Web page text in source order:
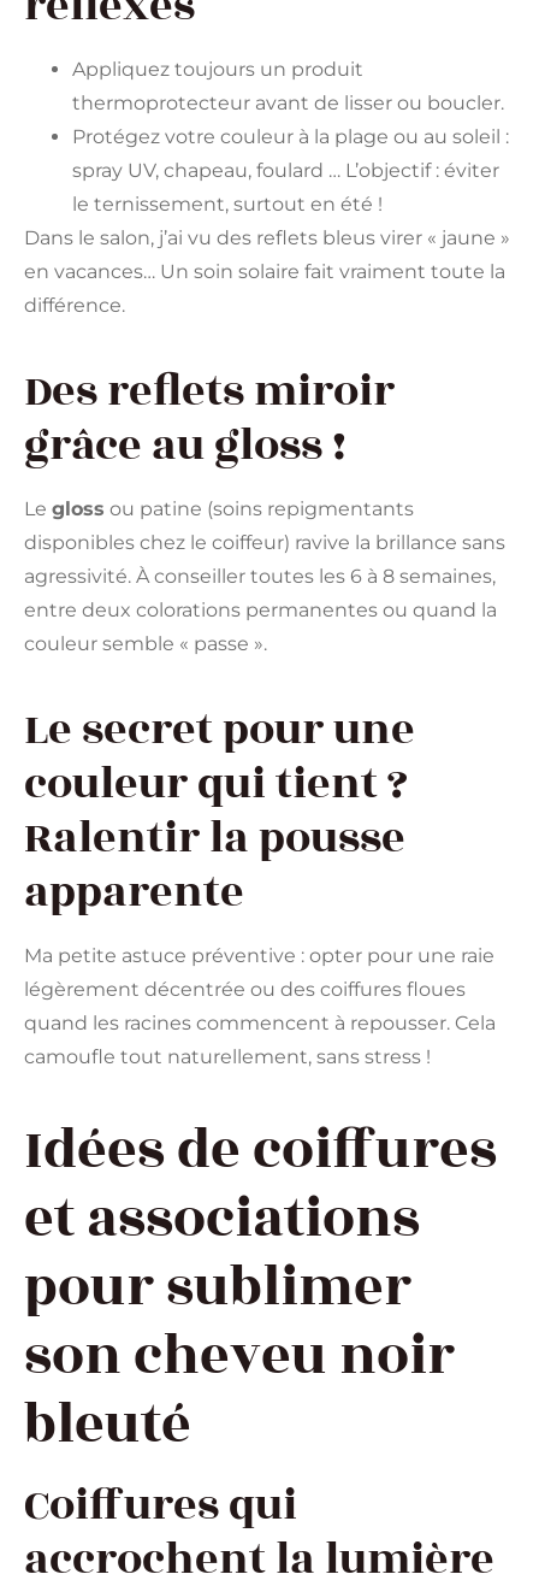
Appliquez toujours un produit
thermoprotecteur avant de lisser ou boucler.
Protégez votre couleur à la plage ou au soleil :
spray UV, chapeau, foulard … L’objectif : éviter
le ternissement, surtout en été !
Dans le salon, j’ai vu des reflets bleus virer « jaune »
en vacances… Un soin solaire fait vraiment toute la
différence.
Des reflets miroir
grâce au gloss !
Le gloss ou patine (soins repigmentants
disponibles chez le coiffeur) ravive la brillance sans
agressivité. À conseiller toutes les 6 à 8 semaines,
entre deux colorations permanentes ou quand la
couleur semble « passe ».
Le secret pour une
couleur qui tient ?
Ralentir la pousse
apparente
Ma petite astuce préventive : opter pour une raie
légèrement décentrée ou des coiffures floues
quand les racines commencent à repousser. Cela
camoufle tout naturellement, sans stress !
Idées de coiffures
et associations
pour sublimer
son cheveu noir
bleuté
Coiffures qui
accrochent la lumière